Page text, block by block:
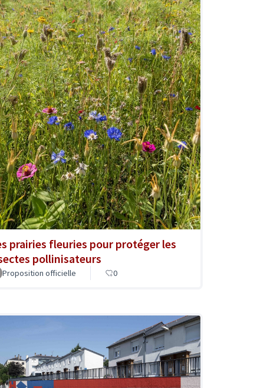
prairies fleuries pour protéger les
pollinisateurs
Proposition officielle 0